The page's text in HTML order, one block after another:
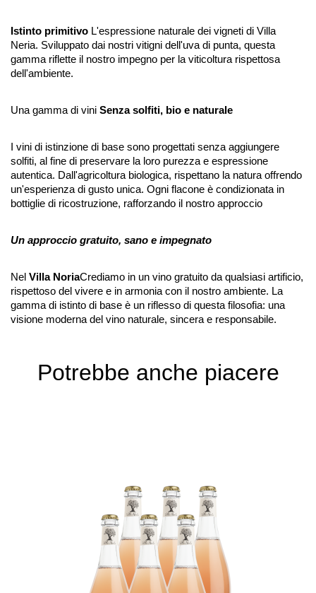
Istinto primitivo L'espressione naturale dei vigneti di Villa
Neria. Sviluppato dai nostri vitigni dell'uva di punta, questa
gamma riflette il nostro impegno per la viticoltura rispettosa
dell'ambiente.
Una gamma di vini Senza solfiti, bio e naturale
I vini di istinzione di base sono progettati senza aggiungere
solfiti, al fine di preservare la loro purezza e espressione
autentica. Dall'agricoltura biologica, rispettano la natura offrendo
un'esperienza di gusto unica. Ogni flacone è condizionata in
bottiglie di ricostruzione, rafforzando il nostro approccio
Un approccio gratuito, sano e impegnato
Nel Villa NoriaCrediamo in un vino gratuito da qualsiasi artificio,
rispettoso del vivere e in armonia con il nostro ambiente. La
gamma di istinto di base è un riflesso di questa filosofia: una
visione moderna del vino naturale, sincera e responsabile.
Potrebbe anche piacere